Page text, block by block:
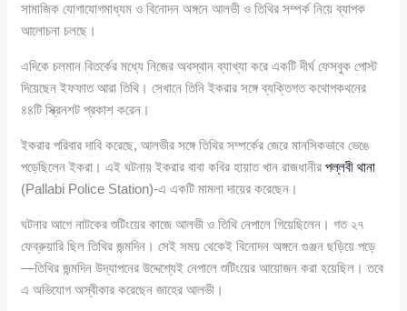
সামাজিক যোগাযোগমাধ্যম ও বিনোদন অঙ্গনে আলভী ও তিথির সম্পর্ক নিয়ে ব্যাপক
আলোচনা চলছে।
এদিকে চলমান বিতর্কের মধ্যে নিজের অবস্থান ব্যাখ্যা করে একটি দীর্ঘ ফেসবুক পোস্ট
দিয়েছেন ইফফাত আরা তিথি। সেখানে তিনি ইকরার সঙ্গে ব্যক্তিগত কথোপকথনের
৪৪টি স্ক্রিনশট প্রকাশ করেন।
ইকরার পরিবার দাবি করেছে, আলভীর সঙ্গে তিথির সম্পর্কের জেরে মানসিকভাবে ভেঙে
পড়েছিলেন ইকরা। এই ঘটনায় ইকরার বাবা কবির হায়াত খান রাজধানীরপল্লবী থানা
(Pallabi Police Station)-এ একটি মামলা দায়ের করেছেন।
ঘটনার আগে নাটকের শুটিংয়ের কাজে আলভী ও তিথি নেপালে গিয়েছিলেন। গত ২৭
ফেব্রুয়ারি ছিল তিথির জন্মদিন। সেই সময় থেকেই বিনোদন অঙ্গনে গুঞ্জন ছড়িয়ে পড়ে
—তিথির জন্মদিন উদ্‌যাপনের উদ্দেশ্যেই নেপালে শুটিংয়ের আয়োজন করা হয়েছিল। তবে
এ অভিযোগ অস্বীকার করেছেন জাহের আলভী।